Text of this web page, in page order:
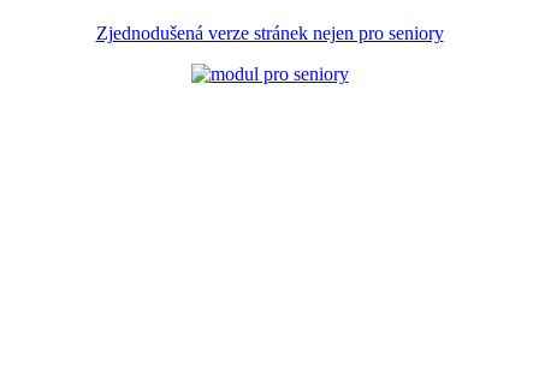
Zjednodušená verze stránek nejen pro seniory